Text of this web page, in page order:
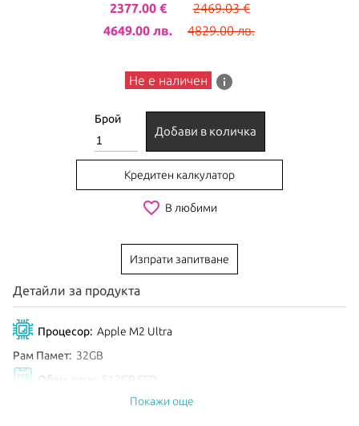
2377.00 €
2469.03 €
4649.00 лв.
4829.00 лв.
Не е наличен info
Брой
Добави в количка
Кредитен калкулатор
favorite_border В любими
Изпрати запитване
Детайли за продукта
Процесор: Apple M2 Ultra
Рам Памет: 32GB
Обем диск:
512GB SSD
Покажи още